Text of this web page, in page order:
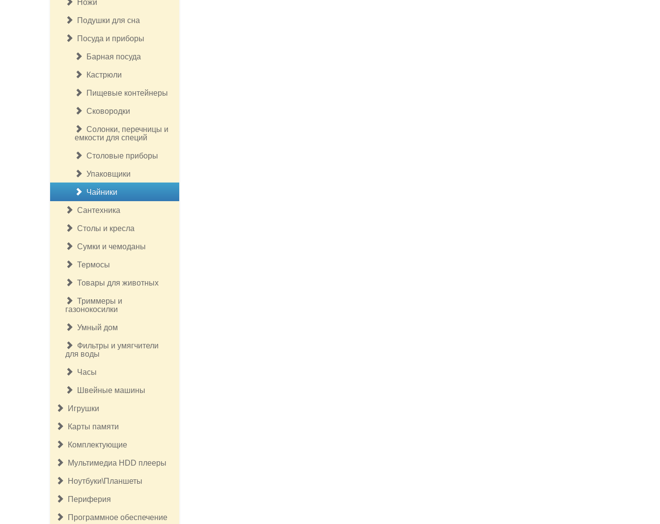
Ножи
Подушки для сна
Посуда и приборы
Барная посуда
Кастрюли
Пищевые контейнеры
Сковородки
Солонки, перечницы и
емкости для специй
Столовые приборы
Упаковщики
Чайники
Сантехника
Столы и кресла
Сумки и чемоданы
Термосы
Товары для животных
Триммеры и
газонокосилки
Умный дом
Фильтры и умягчители
для воды
Часы
Швейные машины
Игрушки
Карты памяти
Комплектующие
Мультимедиа HDD плееры
Ноутбуки\Планшеты
Периферия
Программное обеспечение